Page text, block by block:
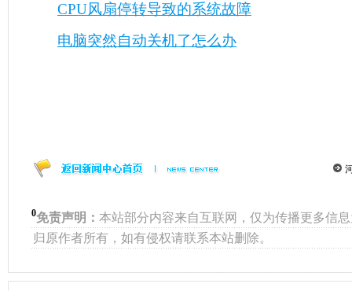
CPU风扇停转导致的系统故障
电脑突然自动关机了怎么办
0免责声明： 本站部分内容来自互联网，仅为传播更多信
归原作者所有，如有侵权请联系本站删除。